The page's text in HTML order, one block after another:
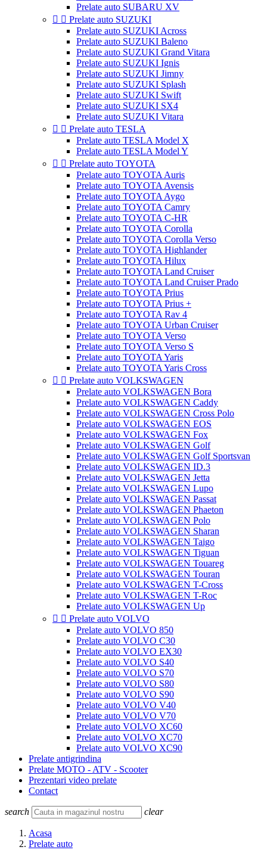
Prelate auto SUBARU XV
  Prelate auto SUZUKI
Prelate auto SUZUKI Across
Prelate auto SUZUKI Baleno
Prelate auto SUZUKI Grand Vitara
Prelate auto SUZUKI Ignis
Prelate auto SUZUKI Jimny
Prelate auto SUZUKI Splash
Prelate auto SUZUKI Swift
Prelate auto SUZUKI SX4
Prelate auto SUZUKI Vitara
  Prelate auto TESLA
Prelate auto TESLA Model X
Prelate auto TESLA Model Y
  Prelate auto TOYOTA
Prelate auto TOYOTA Auris
Prelate auto TOYOTA Avensis
Prelate auto TOYOTA Aygo
Prelate auto TOYOTA Camry
Prelate auto TOYOTA C-HR
Prelate auto TOYOTA Corolla
Prelate auto TOYOTA Corolla Verso
Prelate auto TOYOTA Highlander
Prelate auto TOYOTA Hilux
Prelate auto TOYOTA Land Cruiser
Prelate auto TOYOTA Land Cruiser Prado
Prelate auto TOYOTA Prius
Prelate auto TOYOTA Prius +
Prelate auto TOYOTA Rav 4
Prelate auto TOYOTA Urban Cruiser
Prelate auto TOYOTA Verso
Prelate auto TOYOTA Verso S
Prelate auto TOYOTA Yaris
Prelate auto TOYOTA Yaris Cross
  Prelate auto VOLKSWAGEN
Prelate auto VOLKSWAGEN Bora
Prelate auto VOLKSWAGEN Caddy
Prelate auto VOLKSWAGEN Cross Polo
Prelate auto VOLKSWAGEN EOS
Prelate auto VOLKSWAGEN Fox
Prelate auto VOLKSWAGEN Golf
Prelate auto VOLKSWAGEN Golf Sportsvan
Prelate auto VOLKSWAGEN ID.3
Prelate auto VOLKSWAGEN Jetta
Prelate auto VOLKSWAGEN Lupo
Prelate auto VOLKSWAGEN Passat
Prelate auto VOLKSWAGEN Phaeton
Prelate auto VOLKSWAGEN Polo
Prelate auto VOLKSWAGEN Sharan
Prelate auto VOLKSWAGEN Taigo
Prelate auto VOLKSWAGEN Tiguan
Prelate auto VOLKSWAGEN Touareg
Prelate auto VOLKSWAGEN Touran
Prelate auto VOLKSWAGEN T-Cross
Prelate auto VOLKSWAGEN T-Roc
Prelate auto VOLKSWAGEN Up
  Prelate auto VOLVO
Prelate auto VOLVO 850
Prelate auto VOLVO C30
Prelate auto VOLVO EX30
Prelate auto VOLVO S40
Prelate auto VOLVO S70
Prelate auto VOLVO S80
Prelate auto VOLVO S90
Prelate auto VOLVO V40
Prelate auto VOLVO V70
Prelate auto VOLVO XC60
Prelate auto VOLVO XC70
Prelate auto VOLVO XC90
Prelate antigrindina
Prelate MOTO - ATV - Scooter
Prezentari video prelate
Contact
search clear
Acasa
Prelate auto